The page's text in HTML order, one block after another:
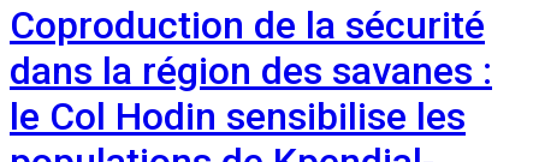
Coproduction de la sécurité
dans la région des savanes :
le Col Hodin sensibilise les